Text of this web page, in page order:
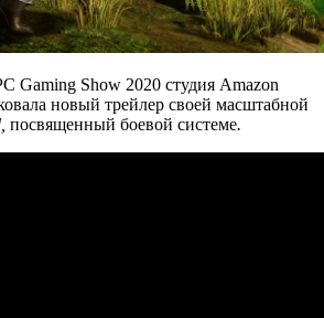
Gaming Show 2020 студия Amazon
новый трейлер своей масштабной
посвященный боевой системе.